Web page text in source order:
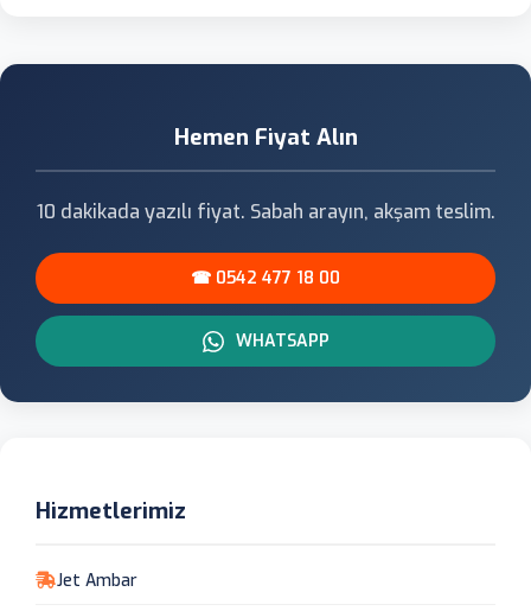
Hemen Fiyat Alın
10 dakikada yazılı fiyat. Sabah arayın, akşam teslim.
☎ 0542 477 18 00
WHATSAPP
Hizmetlerimiz
Jet Ambar